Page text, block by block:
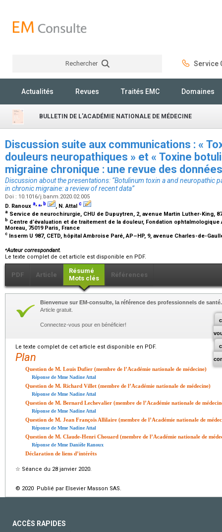
Rechercher Service
Actualités Revues Traités EMC Domaines
BULLETIN DE L'ACADÉMIE NATIONALE DE MÉDECINE
Discussion suite aux communications : «
douleurs neuropathiques » et « Toxine
migraine chronique : une revue des
Discussion about the presentations: “Botulinum toxin a and neuropathic
in chronic migraine: a review of recent data”
Doi : 10.1016/j.banm.2020.02.005
D. Ranoux a,⁎, b , N. Attal c
a Service de neurochirurgie, CHU de Dupuytren, 2, avenue Martin Luther-King,
b Centre d’évaluation et de traitement de la douleur, Fondation
Moreau, 75019 Paris, France
c Inserm U 987, CETD, hôpital Ambroise Paré, AP–HP, 9, avenue Charles-de-
⁎Auteur correspondant.
Le texte complet de cet article est disponible en PDF.
PDF Article
Résumé
Mots clés
Références
Bienvenue sur EM-consulte, la référence des professionnels de santé.
Article gratuit.
Connectez-vous pour en bénéficier!
Le texte complet de cet article est disponible en PDF.
Plan
Question de M. Louis Dufier (membre de l’Académie nationale de médecine)
Réponse de Mme Nadine Attal
Question de M. Richard Villet (membre de l’Académie nationale de médecine)
Réponse de Mme Nadine Attal
Question de M. Bernard Lechevalier (membre de l’Académie nationale de
Réponse de Mme Nadine Attal
Question de M. Jean François Allilaire (membre de l’Académie nationale de
Réponse de Mme Nadine Attal
Question de M. Claude-Henri Chouard (membre de l’Académie nationale de
Réponse de Mme Danièle Ranoux
Déclaration de liens d’intérêts
☆ Séance du 28 janvier 2020.
© 2020 Publié par Elsevier Masson SAS.
ACCÈS RAPIDES